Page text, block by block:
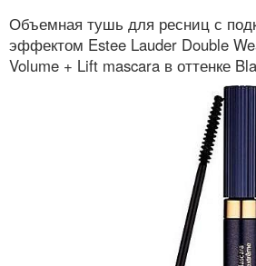
Объемная тушь для ресниц с
эффектом Estee Lauder Double
Volume + Lift mascara в оттенке